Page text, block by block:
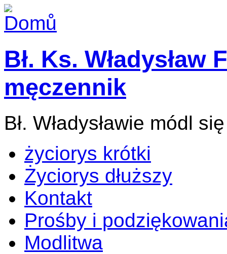
Bł. Ks. Władysław
męczennik
Bł. Władysławie módl
życiorys krótki
Życiorys dłuższy
Kontakt
Prośby i
Modlitwa